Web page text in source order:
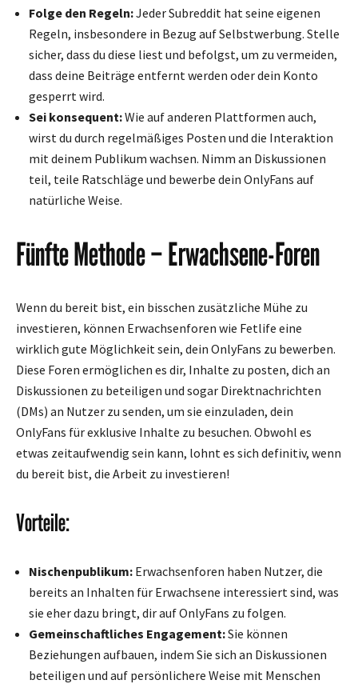
Folge den Regeln:Jeder Subreddit hat seine eigenen
Regeln, insbesondere in Bezug auf Selbstwerbung. Stelle
sicher, dass du diese liest und befolgst, um zu vermeiden,
dass deine Beiträge entfernt werden oder dein Konto
gesperrt wird.
Sei konsequent:Wie auf anderen Plattformen auch,
wirst du durch regelmäßiges Posten und die Interaktion
mit deinem Publikum wachsen. Nimm an Diskussionen
teil, teile Ratschläge und bewerbe dein OnlyFans auf
natürliche Weise.
Fünfte Methode – Erwachsene-Foren
Wenn du bereit bist, ein bisschen zusätzliche Mühe zu
investieren, können Erwachsenforen wie Fetlife eine
wirklich gute Möglichkeit sein, dein OnlyFans zu bewerben.
Diese Foren ermöglichen es dir, Inhalte zu posten, dich an
Diskussionen zu beteiligen und sogar Direktnachrichten
(DMs) an Nutzer zu senden, um sie einzuladen, dein
OnlyFans für exklusive Inhalte zu besuchen. Obwohl es
etwas zeitaufwendig sein kann, lohnt es sich definitiv, wenn
du bereit bist, die Arbeit zu investieren!
Vorteile:
Nischenpublikum: Erwachsenforen haben Nutzer, die
bereits an Inhalten für Erwachsene interessiert sind, was
sie eher dazu bringt, dir auf OnlyFans zu folgen.
Gemeinschaftliches Engagement:Sie können
Beziehungen aufbauen, indem Sie sich an Diskussionen
beteiligen und auf persönlichere Weise mit Menschen